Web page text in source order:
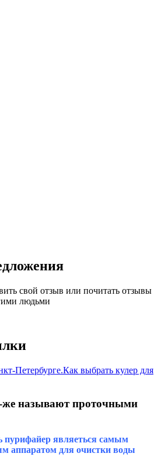
свой отзыв или почитать отзывы
людьми
Петербурге.Как выбрать кулер для
называют проточными
пурифайер являеться самым
аппаратом для очистки воды